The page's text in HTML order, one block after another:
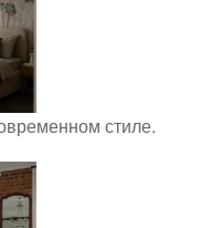
стиле.